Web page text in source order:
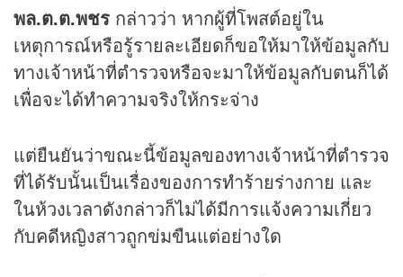
พล.ต.ต.พชร กล่าวว่า หากผู้ที่โพสต์อยู่ใน
เหตุการณ์หรือรู้รายละเอียดก็ขอให้มาให้ข้อมูลกับ
ทางเจ้าหน้าที่ตำรวจหรือจะมาให้ข้อมูลกับตนก็ได้
เพื่อจะได้ทำความจริงให้กระจ่าง
แต่ยืนยันว่าขณะนี้ข้อมูลของทางเจ้าหน้าที่ตำรวจ
ที่ได้รับนั้นเป็นเรื่องของการทำร้ายร่างกาย และ
ในห้วงเวลาดังกล่าวก็ไม่ได้มีการแจ้งความเกี่ยว
กับคดีหญิงสาวถูกข่มขืนแต่อย่างใด